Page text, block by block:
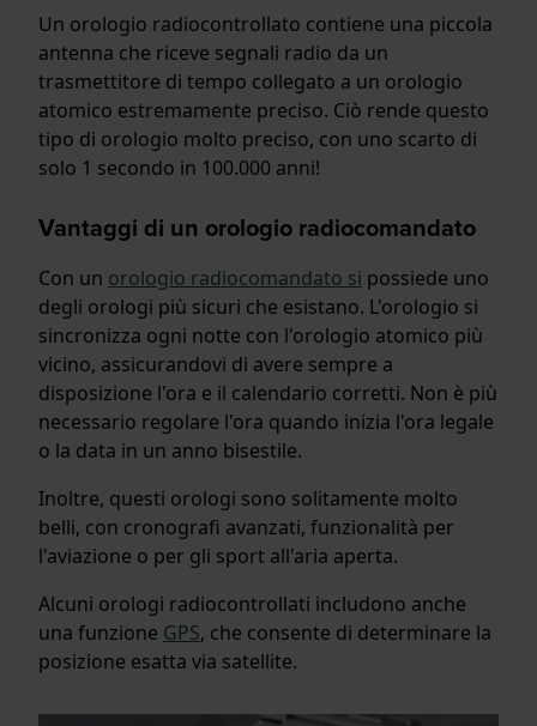
Un orologio radiocontrollato contiene una piccola
antenna che riceve segnali radio da un
trasmettitore di tempo collegato a un orologio
atomico estremamente preciso. Ciò rende questo
tipo di orologio molto preciso, con uno scarto di
solo 1 secondo in 100.000 anni!
Vantaggi di un orologio radiocomandato
Con un orologio radiocomandato si possiede uno
degli orologi più sicuri che esistano. L'orologio si
sincronizza ogni notte con l'orologio atomico più
vicino, assicurandovi di avere sempre a
disposizione l'ora e il calendario corretti. Non è più
necessario regolare l'ora quando inizia l'ora legale
o la data in un anno bisestile.
Inoltre, questi orologi sono solitamente molto
belli, con cronografi avanzati, funzionalità per
l'aviazione o per gli sport all'aria aperta.
Alcuni orologi radiocontrollati includono anche
una funzione GPS, che consente di determinare la
posizione esatta via satellite.